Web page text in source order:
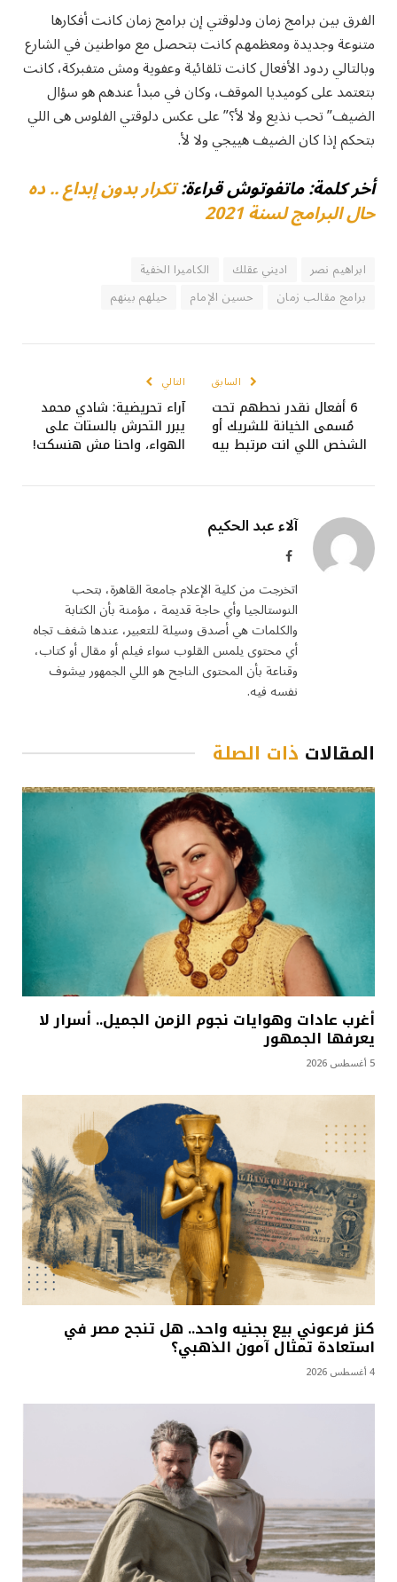
الفرق بين برامج زمان ودلوقتي إن برامج زمان كانت أفكارها
متنوعة وجديدة ومعظمهم كانت بتحصل مع مواطنين في الشارع
وبالتالي ردود الأفعال كانت تلقائية وعفوية ومش متفبركة، كانت
بتعتمد على كوميديا الموقف، وكان في مبدأ عندهم هو سؤال
الضيف” تحب نذيع ولا لأ؟” على عكس دلوقتي الفلوس هى اللي
بتحكم إذا كان الضيف هييجي ولا لأ.
أخر كلمة: ماتفوتوش قراءة:تكرار بدون إبداع .. ده
حال البرامج لسنة 2021
ابراهيم نصر اديني عقلك
الكاميرا الخفية
برامج مقالب زمان
حسين الإمام حيلهم بينهم
السابق
6 أفعال نقدر نحطهم تحت
مُسمى الخيانة للشريك أو
الشخص اللي انت مرتبط بيه
التالي
آراء تحريضية: شادي محمد
يبرر التحرش بالستات على
الهواء، واحنا مش هنسكت!
آلاء عبد الحكيم
فيسبوك
اتخرجت من كلية الإعلام جامعة القاهرة، بتحب
النوستالجيا وأي حاجة قديمة ، مؤمنة بأن الكتابة
والكلمات هي أصدق وسيلة للتعبير، عندها شغف تجاه
أي محتوى يلمس القلوب سواء فيلم أو مقال أو كتاب،
وقناعة بأن المحتوى الناجح هو اللي الجمهور بيشوف
نفسه فيه.
المقالات ذات الصلة
أغرب عادات وهوايات نجوم الزمن الجميل.. أسرار لا
يعرفها الجمهور
5 أغسطس 2026
كنز فرعوني بيع بجنيه واحد.. هل تنجح مصر في
استعادة تمثال آمون الذهبي؟
4 أغسطس 2026